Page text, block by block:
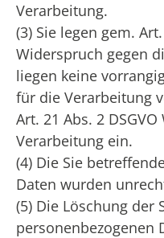
Verarbeitung.
(3) Sie legen gem.
Widerspruch gegen
liegen keine
für die Verarbeitung
Art. 21 Abs. 2
Verarbeitung ein.
(4) Die Sie
Daten wurden
(5) Die Löschung der
personenbezogenen